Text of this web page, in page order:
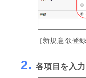
［新規意欲登
2.各項目を入力